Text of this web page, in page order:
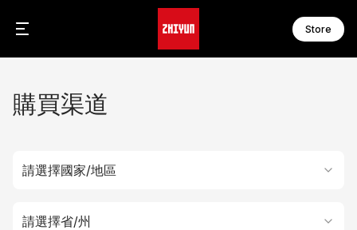
Store
購買渠道
請選擇國家/地區
請選擇省/州